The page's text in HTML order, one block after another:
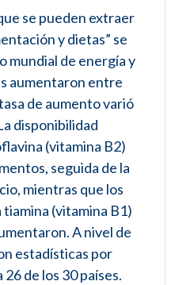
se pueden extraer
y dietas” se
mundial de energía y
aumentaron entre
de aumento varió
disponibilidad
(vitamina B2)
seguida de la
mientras que los
(vitamina B1)
A nivel de
estadísticas por
de los 30 países.